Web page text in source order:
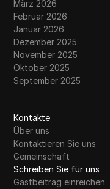
März 2026
Februar 2026
Januar 2026
Dezember 2025
November 2025
Oktober 2025
September 2025
Kontakte
Über uns
Kontaktieren Sie uns
Gemeinschaft
Schreiben Sie für uns
Gastbeitrag einreichen